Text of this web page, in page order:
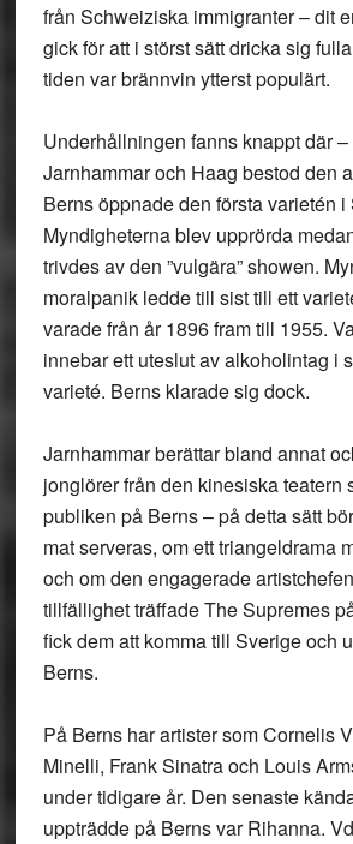
från Schweiziska immigranter – dit
gick för att i störst sätt dricka sig
tiden var brännvin ytterst populärt.
Underhållningen fanns knappt där
Jarnhammar och Haag bestod den
Berns öppnade den första varietén i
Myndigheterna blev upprörda
trivdes av den ”vulgära” showen.
moralpanik ledde till sist till ett
varade från år 1896 fram till 1955.
innebar ett uteslut av alkoholintag i
varieté. Berns klarade sig dock.
Jarnhammar berättar bland annat
jonglörer från den kinesiska teatern
publiken på Berns – på detta sätt
mat serveras, om ett triangeldrama
och om den engagerade
tillfällighet träffade The Supremes
fick dem att komma till Sverige och
Berns.
På Berns har artister som Cornelis
Minelli, Frank Sinatra och Louis
under tidigare år. Den senaste
uppträdde på Berns var Rihanna.